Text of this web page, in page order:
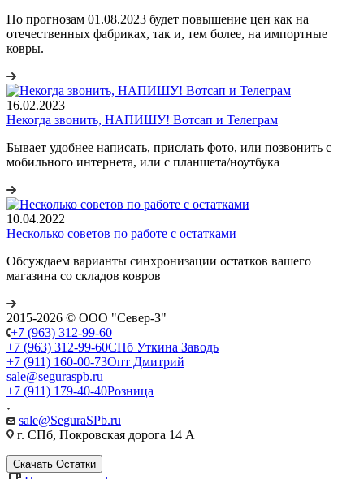
По прогнозам 01.08.2023 будет повышение цен как на
отечественных фабриках, так и, тем более, на импортные
ковры.
16.02.2023
Некогда звонить, НАПИШУ! Вотсап и Телеграм
Бывает удобнее написать, прислать фото, или позвонить с
мобильного интернета, или с планшета/ноутбука
10.04.2022
Несколько советов по работе с остатками
Обсуждаем варианты синхронизации остатков вашего
магазина со складов ковров
2015-2026 © ООО "Север-З"
+7 (963) 312-99-60
+7 (963) 312-99-60СПб Уткина Заводь
+7 (911) 160-00-73Опт Дмитрий
sale@seguraspb.ru
+7 (911) 179-40-40Розница
sale@SeguraSPb.ru
г. СПб, Покровская дорога 14 А
Скачать Остатки